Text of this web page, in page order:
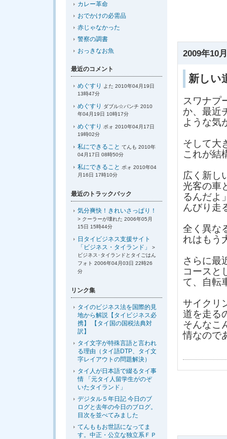
2009年10
新しい
スワナプ
か、最近
ような気
そして大
これが結
広く新し
光客の車
るんだよ
んびり走
全く異な
れはもう
さらに最
コースと
て、自転
サイクリ
道を走る
そんなこ
情なので
カレー革命
おでかけの必需品
赤じゃなかった
警察の調書
おっきなお魚
最近のコメント
めぐすり よた 2010年04月19日
13時47分
めぐすり
ダブル☆パンチ 2010
年04月19日 10時17分
めぐすり
ポォ 2010年04月17日
19時02分
私にできること てんも 2010年
04月17日 08時50分
私にできること ポォ 2010年04
月16日 17時10分
最近のトラックバック
気分爽快！きれいさっぱり！
> クーラーが壊れた 2006年05月
15日 15時44分
日タイビジネス支援サイト
「ビジネス・タイランド」
>
ビジネス･タイランドとタイごはん
フォト 2006年04月03日 22時26
分
リンク集
タイのビジネス法を国際的見
地から解説【タイビジネス必
携】 【タイ国の国税法典対
訳】
タイ文字が特殊言語と言われ
る理由（タイ語DTP、タイ文
字レイアウトの問題解決）
タイ人が日本語で綴るタイ事
情 「元タイ人留学生がのぞ
いたタイランド」
デジタル５年日記 今日のブ
ログと去年の今日のブログ。
目次を並べてみました
てんももお世話になってま
す。中正・公立な独立系ＦＰ